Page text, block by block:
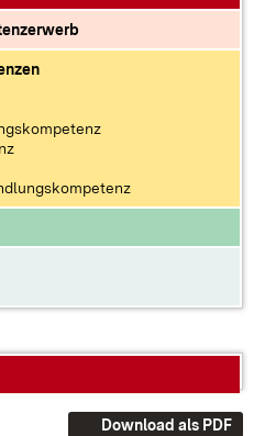
Download als PDF